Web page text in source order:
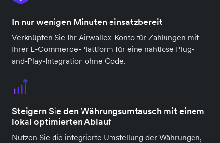
In nur wenigen Minuten einsatzbereit
Verknüpfen Sie Ihr Airwallex-Konto für Zahlungen mit
Ihrer E-Commerce-Plattform für eine nahtlose Plug-
and-Play-Integration ohne Code.
Steigern Sie den Währungsumtausch mit einem
lokal optimierten Ablauf
Nutzen Sie die integrierte Umstellung der Währungen,